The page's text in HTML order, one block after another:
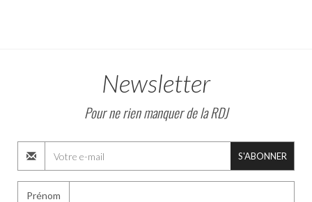
Newsletter
Pour ne rien manquer de la RDJ
S'ABONNER
Prénom